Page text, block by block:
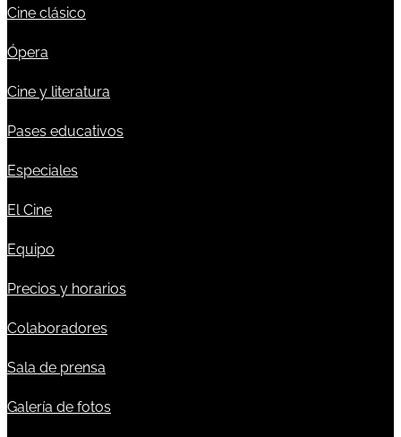
Cine clásico
Ópera
Cine y literatura
Pases educativos
Especiales
El Cine
Equipo
Precios y horarios
Colaboradores
Sala de prensa
Galería de fotos